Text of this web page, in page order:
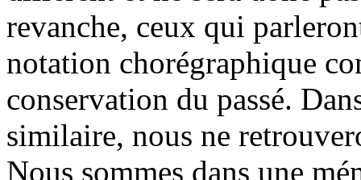
revanche, ceux qui
notation chorégraphique
conservation du passé.
similaire, nous ne
Nous sommes dans une